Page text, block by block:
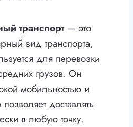
транспорт— это
вид транспорта,
для перевозки
грузов. Он
мобильностью и
позволяет доставлять
в любую точку.